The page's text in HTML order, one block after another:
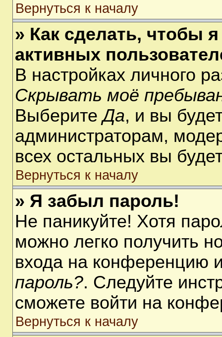
Вернуться к началу
» Как сделать, чтобы
активных
В настройках личного
Скрывать моё
ВыберитеДа, и вы
администраторам,
всех остальных вы
Вернуться к началу
» Я забыл пароль!
Не паникуйте! Хотя
можно легко получить
входа на конференцию
пароль?. Следуйте
сможете войти на
Вернуться к началу